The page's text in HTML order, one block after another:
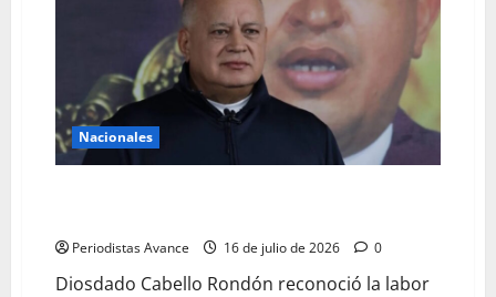
Nacionales
Periodistas Avance 16 de julio de 2026 0
Diosdado Cabello Rondón reconoció la labor